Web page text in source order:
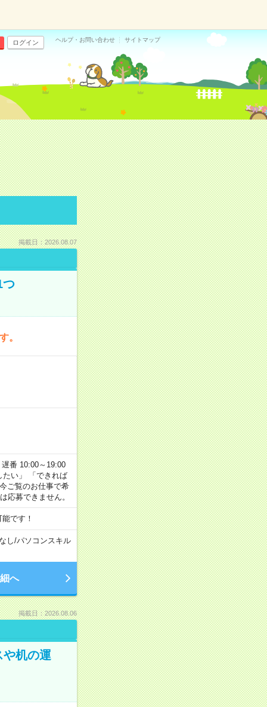
ログイン ヘルプ・お問い合わせ サイトマップ
掲載日：2026.08.07
つ
。
番 10:00～19:00
たい」 「できれば
ご覧のお仕事で希
応募できません。
です！
し/パソコンスキル
へ
掲載日：2026.08.06
机の運